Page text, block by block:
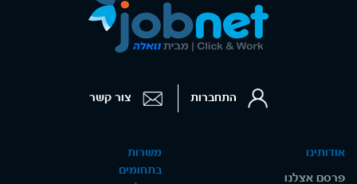
אודותינו
פרסם אצלנו
משרות
בתחומים